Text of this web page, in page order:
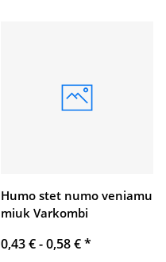
Humo stet numo veniamu
miuk Varkombi
0,43 € -0,58 €*